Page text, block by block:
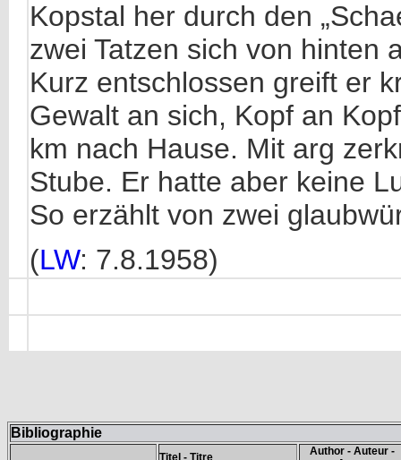
Kopstal her durch den
zwei Tatzen sich von hinten
Kurz entschlossen greift er
Gewalt an sich, Kopf an
km nach Hause. Mit arg
Stube. Er hatte aber keine
So erzählt von zwei
(LW: 7.8.1958)
Bibliographie
Titel - Titre
Author - Auteur -